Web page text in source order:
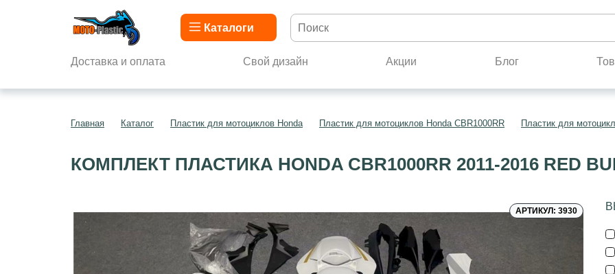
Каталоги
Доставка и оплата Свой дизайн Акции Блог
Главная Каталог Пластик для мотоциклов Honda Пластик для мотоциклов Honda CBR1000RR Пластик для
КОМПЛЕКТ ПЛАСТИКА HONDA CBR1000RR 2011-2016 RED
АРТИКУЛ: 3930